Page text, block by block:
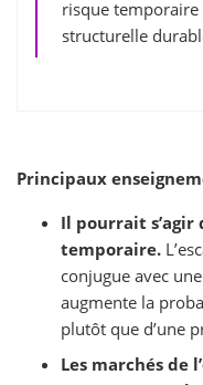
risque
structurelle
Principaux
Il pourrait s’agir
temporaire.
conjugue avec
augmente la
plutôt que d’une
Les marchés de